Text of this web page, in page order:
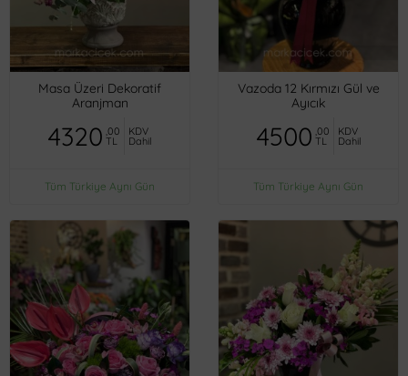
Masa Üzeri Dekoratif
Aranjman
4320 ,00
TL
KDV
Dahil
Tüm Türkiye Aynı Gün
Vazoda 12 Kırmızı Gül ve
Ayıcık
4500 ,00
TL
KDV
Dahil
Tüm Türkiye Aynı Gün